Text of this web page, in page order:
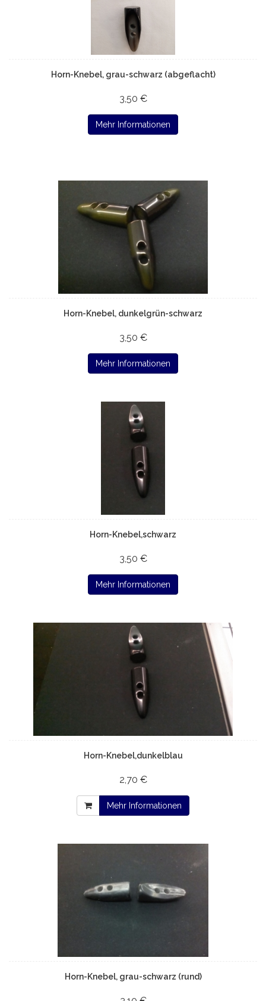
Horn-Knebel, grau-schwarz (abgeflacht)
3,50 €
Mehr Informationen
Horn-Knebel, dunkelgrün-schwarz
3,50 €
Mehr Informationen
Horn-Knebel,schwarz
3,50 €
Mehr Informationen
Horn-Knebel,dunkelblau
2,70 €
Mehr Informationen
Horn-Knebel, grau-schwarz (rund)